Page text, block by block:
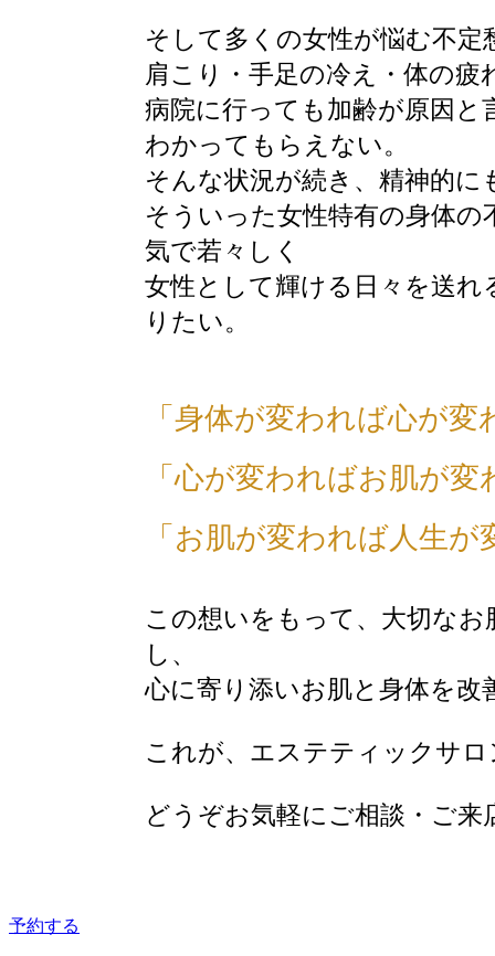
そして多くの女性が悩む不定
肩こり・手足の冷え・体の疲
病院に行っても加齢が原因
わかってもらえない。
そんな状況が続き、精神的
そういった女性特有の身体
気で若々しく
女性として輝ける日々を送
りたい。
「身体が変われば心が変
「心が変わればお肌が変
「お肌が変われば人生が
この想いをもって、大切な
し、
心に寄り添いお肌と身体を改
これが、エステティックサ
どうぞお気軽にご相談・ご来
予約する